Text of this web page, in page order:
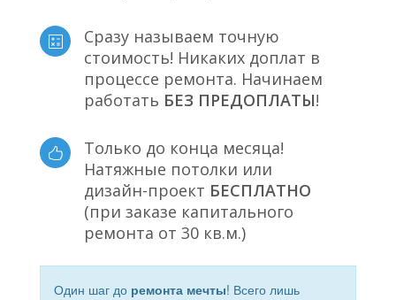
Сразу называем точную
стоимость! Никаких доплат в
процессе ремонта. Начинаем
работать БЕЗ ПРЕДОПЛАТЫ!
Только до конца месяца!
Натяжные потолки или
дизайн-проект БЕСПЛАТНО
(при заказе капитального
ремонта от 30 кв.м.)
Один шаг до ремонта мечты! Всего лишь